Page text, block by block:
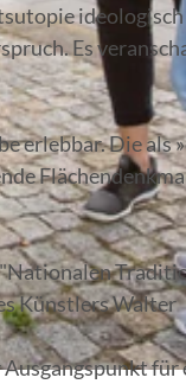
ideologisch
Es
erlebbar. Die als
"Nationalen
Künstlers Walter
für